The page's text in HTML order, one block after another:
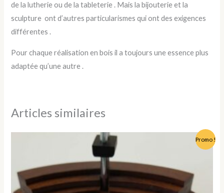
de la lutherie ou de la tableterie . Mais la bijouterie et la
sculpture ont d’autres particularismes qui ont des exigences
différentes .
Pour chaque réalisation en bois il a toujours une essence plus
adaptée qu’une autre .
Articles similaires
Promo !
55,00 €.
est :
42,00 €.